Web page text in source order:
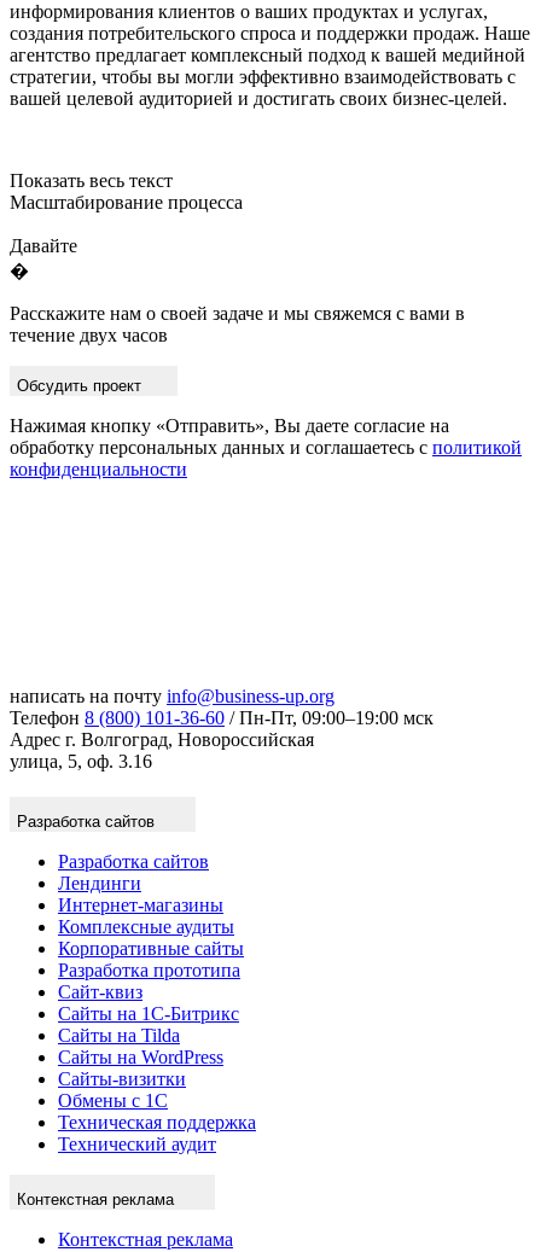
информирования клиентов о ваших продуктах и услугах,
создания потребительского спроса и поддержки продаж. Наше
агентство предлагает комплексный подход к вашей медийной
стратегии, чтобы вы могли эффективно взаимодействовать с
вашей целевой аудиторией и достигать своих бизнес-целей.
Показать весь текст
Масштабирование процесса
Давайте
�
Расскажите нам о своей задаче и мы свяжемся с вами в
течение двух часов
Обсудить проект
Нажимая кнопку «Отправить», Вы даете согласие на
обработку персональных данных и соглашаетесь с политикой
конфиденциальности
написать на почту info@business-up.org
Телефон 8 (800) 101-36-60 / Пн-Пт, 09:00–19:00 мск
Адрес г. Волгоград, Новороссийская
улица, 5, оф. 3.16
Разработка сайтов
Разработка сайтов
Лендинги
Интернет-магазины
Комплексные аудиты
Корпоративные сайты
Разработка прототипа
Сайт-квиз
Сайты на 1С-Битрикс
Сайты на Tilda
Сайты на WordPress
Сайты-визитки
Обмены с 1С
Техническая поддержка
Технический аудит
Контекстная реклама
Контекстная реклама